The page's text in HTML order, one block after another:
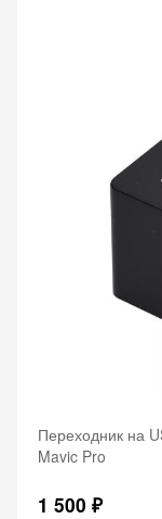
Переходник на
Mavic Pro
1 500 ₽